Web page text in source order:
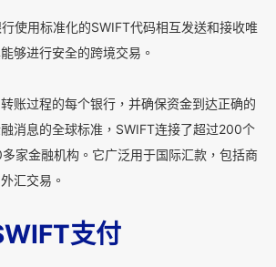
使用标准化的SWIFT代码相互发送和接收唯
够进行安全的跨境交易。
账过程的每个银行，并确保资金到达正确的
消息的全球标准，SWIFT连接了超过200个
家金融机构。它广泛用于国际汇款，包括商
汇交易。
支付